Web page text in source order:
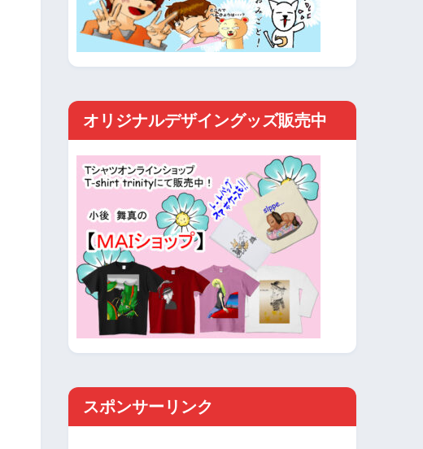
オリジナルデザイングッズ販売中
スポンサーリンク